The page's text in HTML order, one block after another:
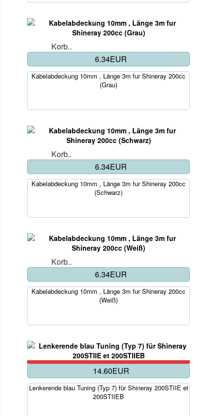
Korb..
6.34EUR
Kabelabdeckung 10mm , Länge 3m fur Shineray 200cc
(Grau)
Korb..
6.34EUR
Kabelabdeckung 10mm , Länge 3m fur Shineray 200cc
(Schwarz)
Korb..
6.34EUR
Kabelabdeckung 10mm , Länge 3m fur Shineray 200cc
(Weiß)
14.60EUR
Lenkerende blau Tuning (Typ 7) für Shineray 200STIIE et
200STIIEB